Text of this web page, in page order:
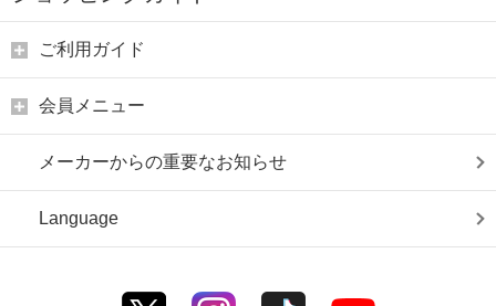
ご利用ガイド
会員メニュー
メーカーからの重要なお知らせ
Language